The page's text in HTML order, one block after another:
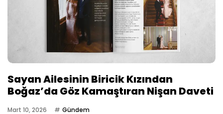
Sayan Ailesinin Biricik Kızından
Boğaz’da Göz Kamaştıran Nişan Daveti
Mart 10, 2026 Gündem